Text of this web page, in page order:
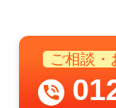
ご相談・